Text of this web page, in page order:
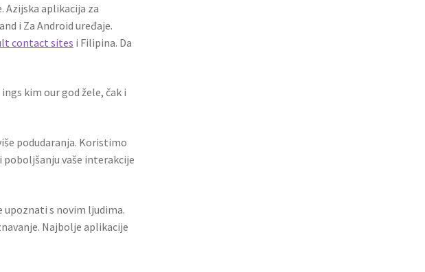
aplikacija za
i Za Android uređaje.
contact sites i Filipina. Da
kim our god žele, čak i
podudaranja. Koristimo
poboljšanju vaše interakcije
upoznati s novim ljudima.
Najbolje aplikacije